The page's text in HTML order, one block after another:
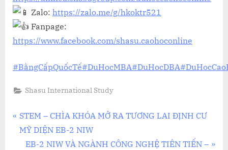
Zalo: https://zalo.me/g/hkoktr521
Fanpage:
https://www.facebook.com/shasu.caohoconline
#BằngCấpQuốcTế#DuHocMBA#DuHocDBA
Shasu International Study
Điều
hướng
P
r
STEM – CHÌA KHÓA MỞ RA TƯƠNG LAI ĐỊNH CƯ
MỸ DIỆN EB-2 NIW
N
EB-2 NIW VÀ NGÀNH CÔNG NGHỆ TIÊN TIẾN –